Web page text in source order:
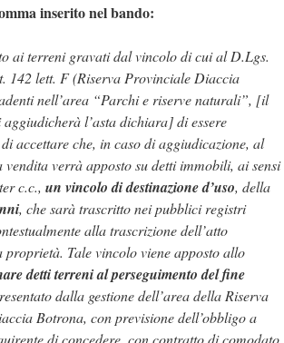
inserito nel bando:
ai terreni gravati dal vincolo di cui al D.Lgs.
142 lett. F (Riserva Provinciale Diaccia
nell’area “Parchi e riserve naturali”, [il
aggiudicherà l’asta dichiara] di essere
accettare che, in caso di aggiudicazione, al
vendita verrà apposto su detti immobili, ai sensi
c.c., un vincolo di destinazione d’uso, della
, che sarà trascritto nei pubblici registri
alla trascrizione dell’atto
proprietà. Tale vincolo viene apposto allo
detti terreni al perseguimento del fine
dalla gestione dell’area della Riserva
Botrona, con previsione dell’obbligo a
di concedere, con contratto di comodato